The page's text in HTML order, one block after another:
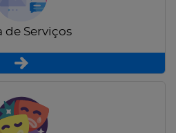
de Serviços